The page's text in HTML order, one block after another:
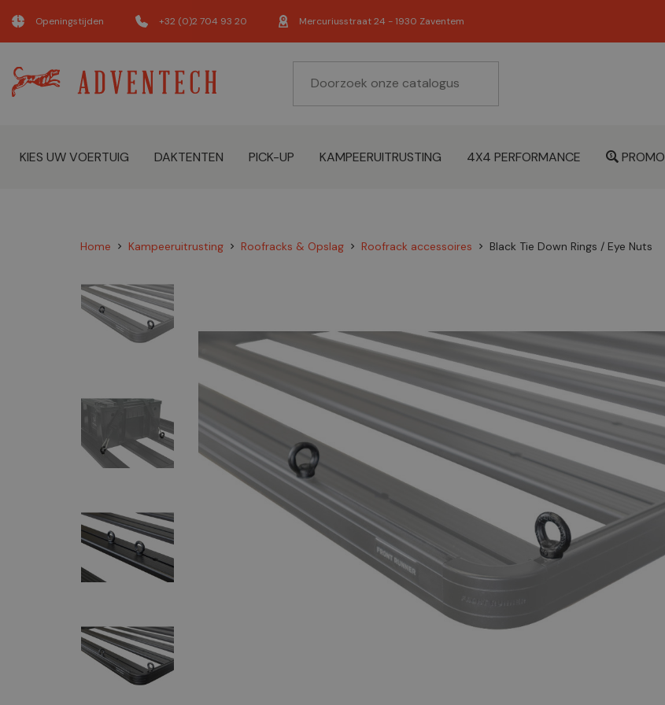
Openingstijden +32 (0)2 704 93 20 Mercuriusstraat 24 - 1930 Zaventem
KIES UW VOERTUIG DAKTENTEN PICK-UP KAMPEERUITRUSTING 4X4 PERFORMANCE PROMO
Home chevron_right Kampeeruitrusting chevron_right Roofracks & Opslag chevron_right Roofrack accessoires chevron_right Black Tie Down Rings / Eye Nuts